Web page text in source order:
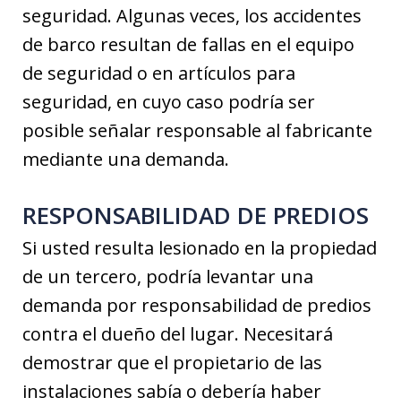
seguridad. Algunas veces, los accidentes
de barco resultan de fallas en el equipo
de seguridad o en artículos para
seguridad, en cuyo caso podría ser
posible señalar responsable al fabricante
mediante una demanda.
RESPONSABILIDAD DE PREDIOS
Si usted resulta lesionado en la propiedad
de un tercero, podría levantar una
demanda por responsabilidad de predios
contra el dueño del lugar. Necesitará
demostrar que el propietario de las
instalaciones sabía o debería haber